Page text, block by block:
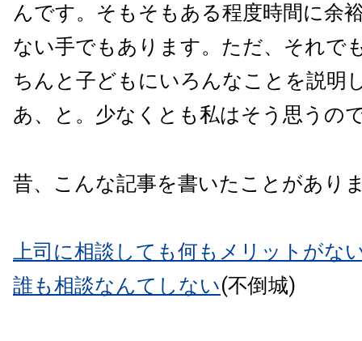
んです。そもそもある程度時間に余
ない手でもあります。ただ、それで
ちんと子どもにいろんなことを説明
あ、と。少なくとも私はそう思うの
昔、こんな記事を書いたことがあり
上司に相談しても何もメリットがな
誰も相談なんてしない(不倒城)